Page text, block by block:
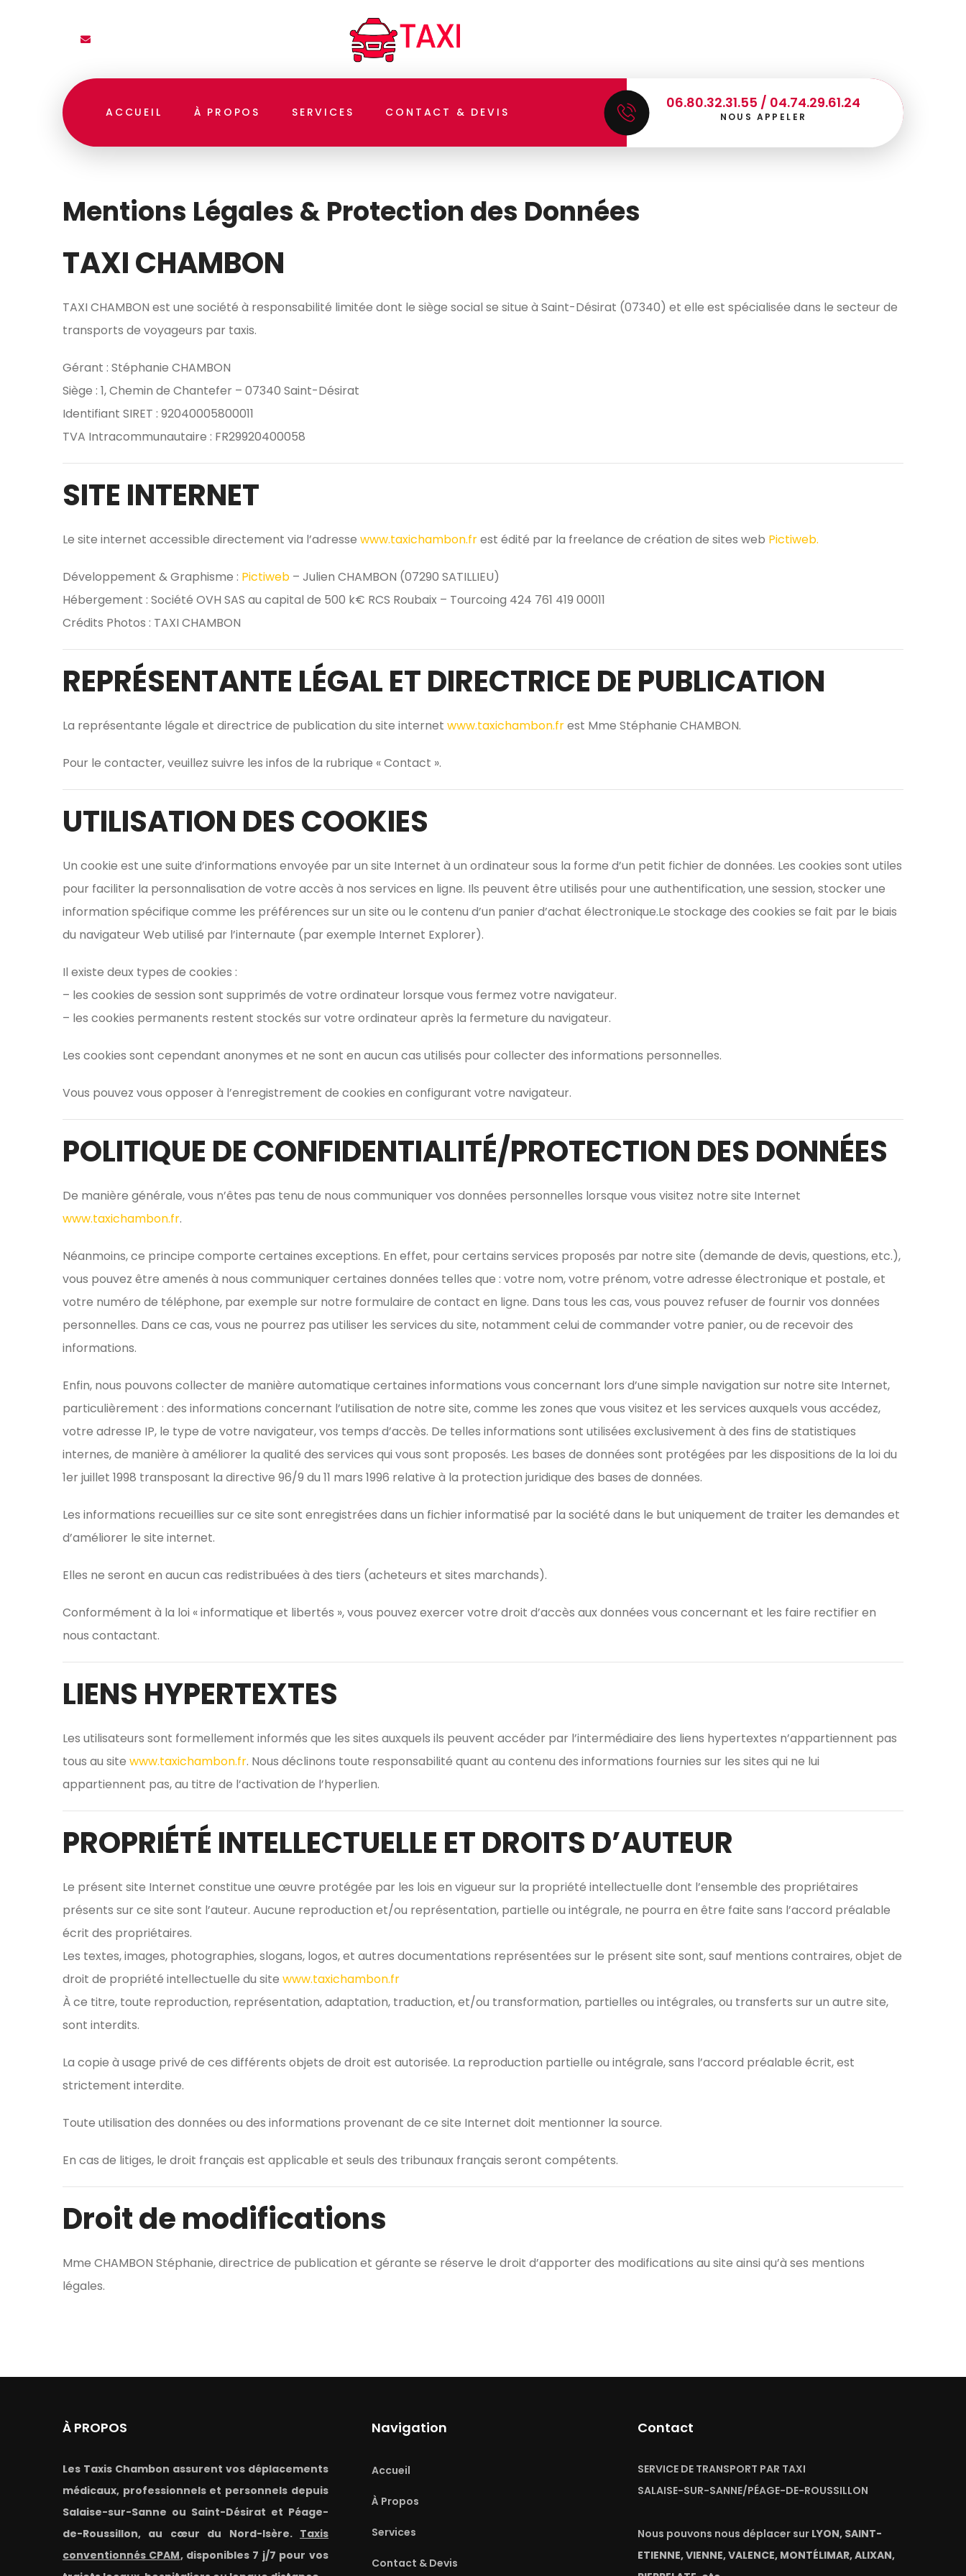
ACCUEIL À PROPOS SERVICES CONTACT & DEVIS
06.80.32.31.55 / 04.74.29.61.24
NOUS APPELER
Mentions Légales & Protection des Données
TAXI CHAMBON
TAXI CHAMBON est une société à responsabilité limitée dont le siège social se situe à Saint-Désirat (07340) et elle est spécialisée dans le secteur de
transports de voyageurs par taxis.
Gérant : Stéphanie CHAMBON
Siège : 1, Chemin de Chantefer – 07340 Saint-Désirat
Identifiant SIRET : 92040005800011
TVA Intracommunautaire : FR29920400058
SITE INTERNET
Le site internet accessible directement via l’adresse www.taxichambon.frest édité par la freelance de création de sites web Pictiweb.
Développement & Graphisme : Pictiweb – Julien CHAMBON (07290 SATILLIEU)
Hébergement : Société OVH SAS au capital de 500 k€ RCS Roubaix – Tourcoing 424 761 419 00011
Crédits Photos : TAXI CHAMBON
REPRÉSENTANTE LÉGAL ET DIRECTRICE DE PUBLICATION
La représentante légale et directrice de publication du site internet www.taxichambon.frest Mme Stéphanie CHAMBON.
Pour le contacter, veuillez suivre les infos de la rubrique « Contact ».
UTILISATION DES COOKIES
Un cookie est une suite d’informations envoyée par un site Internet à un ordinateur sous la forme d’un petit fichier de données. Les cookies sont utiles
pour faciliter la personnalisation de votre accès à nos services en ligne. Ils peuvent être utilisés pour une authentification, une session, stocker une
information spécifique comme les préférences sur un site ou le contenu d’un panier d’achat électronique.Le stockage des cookies se fait par le biais
du navigateur Web utilisé par l’internaute (par exemple Internet Explorer).
Il existe deux types de cookies :
– les cookies de session sont supprimés de votre ordinateur lorsque vous fermez votre navigateur.
– les cookies permanents restent stockés sur votre ordinateur après la fermeture du navigateur.
Les cookies sont cependant anonymes et ne sont en aucun cas utilisés pour collecter des informations personnelles.
Vous pouvez vous opposer à l’enregistrement de cookies en configurant votre navigateur.
POLITIQUE DE CONFIDENTIALITÉ/PROTECTION DES DONNÉES
De manière générale, vous n’êtes pas tenu de nous communiquer vos données personnelles lorsque vous visitez notre site Internet
www.taxichambon.fr.
Néanmoins, ce principe comporte certaines exceptions. En effet, pour certains services proposés par notre site (demande de devis, questions, etc.),
vous pouvez être amenés à nous communiquer certaines données telles que : votre nom, votre prénom, votre adresse électronique et postale, et
votre numéro de téléphone, par exemple sur notre formulaire de contact en ligne. Dans tous les cas, vous pouvez refuser de fournir vos données
personnelles. Dans ce cas, vous ne pourrez pas utiliser les services du site, notamment celui de commander votre panier, ou de recevoir des
informations.
Enfin, nous pouvons collecter de manière automatique certaines informations vous concernant lors d’une simple navigation sur notre site Internet,
particulièrement : des informations concernant l’utilisation de notre site, comme les zones que vous visitez et les services auxquels vous accédez,
votre adresse IP, le type de votre navigateur, vos temps d’accès. De telles informations sont utilisées exclusivement à des fins de statistiques
internes, de manière à améliorer la qualité des services qui vous sont proposés. Les bases de données sont protégées par les dispositions de la loi du
1er juillet 1998 transposant la directive 96/9 du 11 mars 1996 relative à la protection juridique des bases de données.
Les informations recueillies sur ce site sont enregistrées dans un fichier informatisé par la société dans le but uniquement de traiter les demandes et
d’améliorer le site internet.
Elles ne seront en aucun cas redistribuées à des tiers (acheteurs et sites marchands).
Conformément à la loi « informatique et libertés », vous pouvez exercer votre droit d’accès aux données vous concernant et les faire rectifier en
nous contactant.
LIENS HYPERTEXTES
Les utilisateurs sont formellement informés que les sites auxquels ils peuvent accéder par l’intermédiaire des liens hypertextes n’appartiennent pas
tous au site www.taxichambon.fr. Nous déclinons toute responsabilité quant au contenu des informations fournies sur les sites qui ne lui
appartiennent pas, au titre de l’activation de l’hyperlien.
PROPRIÉTÉ INTELLECTUELLE ET DROITS D’AUTEUR
Le présent site Internet constitue une œuvre protégée par les lois en vigueur sur la propriété intellectuelle dont l’ensemble des propriétaires
présents sur ce site sont l’auteur. Aucune reproduction et/ou représentation, partielle ou intégrale, ne pourra en être faite sans l’accord préalable
écrit des propriétaires.
Les textes, images, photographies, slogans, logos, et autres documentations représentées sur le présent site sont, sauf mentions contraires, objet de
droit de propriété intellectuelle du site www.taxichambon.fr
À ce titre, toute reproduction, représentation, adaptation, traduction, et/ou transformation, partielles ou intégrales, ou transferts sur un autre site,
sont interdits.
La copie à usage privé de ces différents objets de droit est autorisée. La reproduction partielle ou intégrale, sans l’accord préalable écrit, est
strictement interdite.
Toute utilisation des données ou des informations provenant de ce site Internet doit mentionner la source.
En cas de litiges, le droit français est applicable et seuls des tribunaux français seront compétents.
Droit de modifications
Mme CHAMBON Stéphanie, directrice de publication et gérante se réserve le droit d’apporter des modifications au site ainsi qu’à ses mentions
légales.
À PROPOS
Les Taxis Chambon assurent vos déplacements
médicaux, professionnels et personnels depuis
Salaise-sur-Sanne ou Saint-Désirat et Péage-
de-Roussillon, au cœur du Nord-Isère. Taxis
conventionnés CPAM, disponibles 7 j/7 pour vos
Navigation
Accueil
À Propos
Services
Contact & Devis
Contact
SERVICE DE TRANSPORT PAR TAXI
SALAISE-SUR-SANNE/PÉAGE-DE-ROUSSILLON
Nous pouvons nous déplacer sur LYON, SAINT-
ETIENNE, VIENNE, VALENCE, MONTÉLIMAR, ALIXAN,